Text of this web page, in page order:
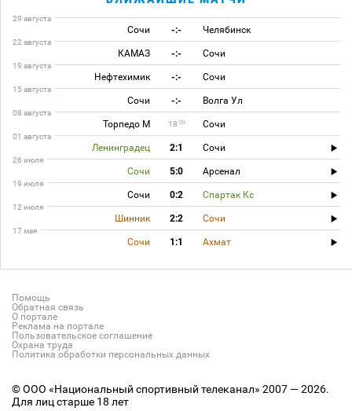
29 августа
Сочи -:- Челябинск
22 августа
КАМАЗ -:- Сочи
19 августа
Нефтехимик -:- Сочи
15 августа
Сочи -:- Волга Ул
08 августа
Торпедо М 18 00 Сочи
01 августа
Ленинградец 2:1 Сочи
26 июля
Сочи 5:0 Арсенал
19 июля
Сочи 0:2 Спартак Кс
12 июля
Шинник 2:2 Сочи
17 мая
Сочи 1:1 Ахмат
Помощь
Обратная связь
О портале
Реклама на портале
Пользовательское соглашение
Охрана труда
Политика обработки персональных данных
© ООО «Национальный спортивный телеканал» 2007 — 2026.
Для лиц старше 18 лет